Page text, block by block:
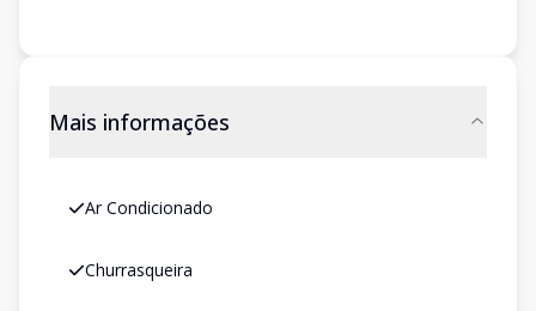
Mais informações
Ar Condicionado
Churrasqueira